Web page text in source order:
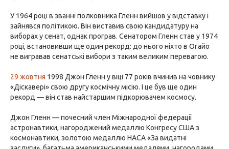
У 1964 році в званні полковника Гленн вийшов у відставку і
зайнявся політикою. Він виставив свою кандидатуру на
виборах у сенат, однак програв. Сенатором Гленн став у 1974
році, встановивши ще один рекорд: до нього ніхто в Огайо
не вигравав сенатські вибори з таким великим перевагою.
29 жовтня 1998 Джон Гленн у віці 77 років вчинив на човнику
«Діскавері» свою другу космічну місію. І це був ще один
рекорд — він став найстаршим підкорювачем космосу.
Джон Гленн — почесний член Міжнародної федерації
астронавтики, нагороджений медаллю Конгресу США з
космонавтики, золотою медаллю НАСА «За видатні